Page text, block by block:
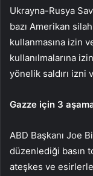
Ukrayna-Rusya
bazı Amerikan
kullanmasına izin
kullanılmalarına
yönelik saldırı izni
Gazze için 3
ABD Başkanı Joe
düzenlediği basın
ateşkes ve